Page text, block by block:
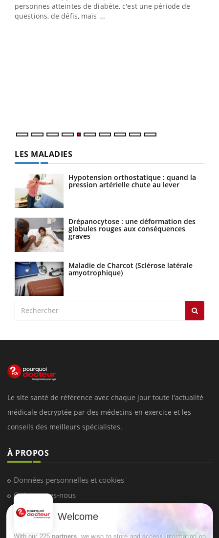
personnes atteintes de diabète, c'est une période de
questions, de défis, mais ...
LES MALADIES
Hypotension orthostatique : quand la
pression artérielle chute au lever
Drépanocytose : une déformation des
globules rouges aux conséquences
graves
Maladie de Charcot (Sclérose latérale
amyotrophique)
Le site santé de référence avec chaque jour toute l'actualité
médicale decryptée par des médecins en exercice et les
conseils des meilleurs spécialistes.
À PROPOS
Données personnelles et cookies
Qui sommes-nous
Conditions d'utilisation
Welcome
With our 225 partners , we wish to store and access information on